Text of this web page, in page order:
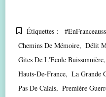
Étiquettes :
Chemins De Mémoire
Délit
Gites De L'Ecole Buissonnière
Hauts-De-France
La Grande
Pas De Calais
Première